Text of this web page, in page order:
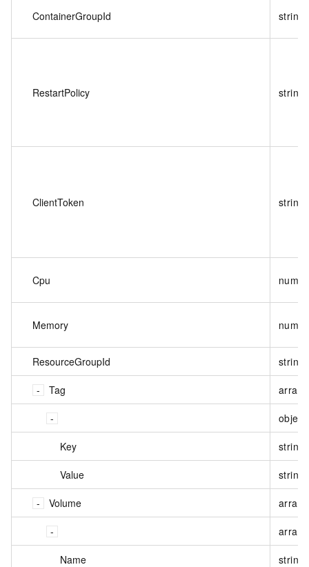
ContainerGroupId string
RestartPolicy string
ClientToken string
Cpu
Memory
ResourceGroupId string
Tag
object
Key string
Value string
Volume
Name string